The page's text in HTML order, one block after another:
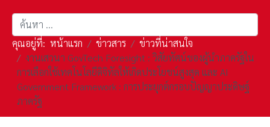
การค้นหา
คุณอยู่ที่: หน้าแรก ข่าวสาร
ข่าวที่น่าสนใจ
งานเสวนา GovTech Foresight : วิสัยทัศน์ของผู้นำภาครัฐใน
การเลือกใช้เทคโนโลยีดิจิทัลให้เกิดประโยชน์สูงสุด และ AI
Government Framework : การประยุกต์กรอบปัญญาประดิษฐ์
ภาครัฐ